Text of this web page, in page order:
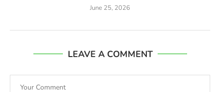
June 25, 2026
LEAVE A COMMENT